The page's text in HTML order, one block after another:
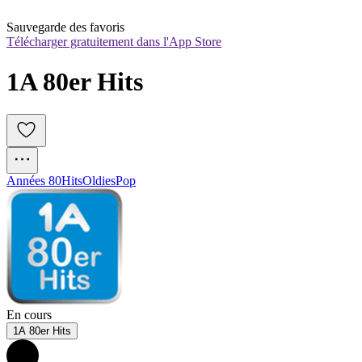
Sauvegarde des favoris
Télécharger gratuitement dans l'App Store
1A 80er Hits
Années 80HitsOldiesPop
En cours
1A 80er Hits